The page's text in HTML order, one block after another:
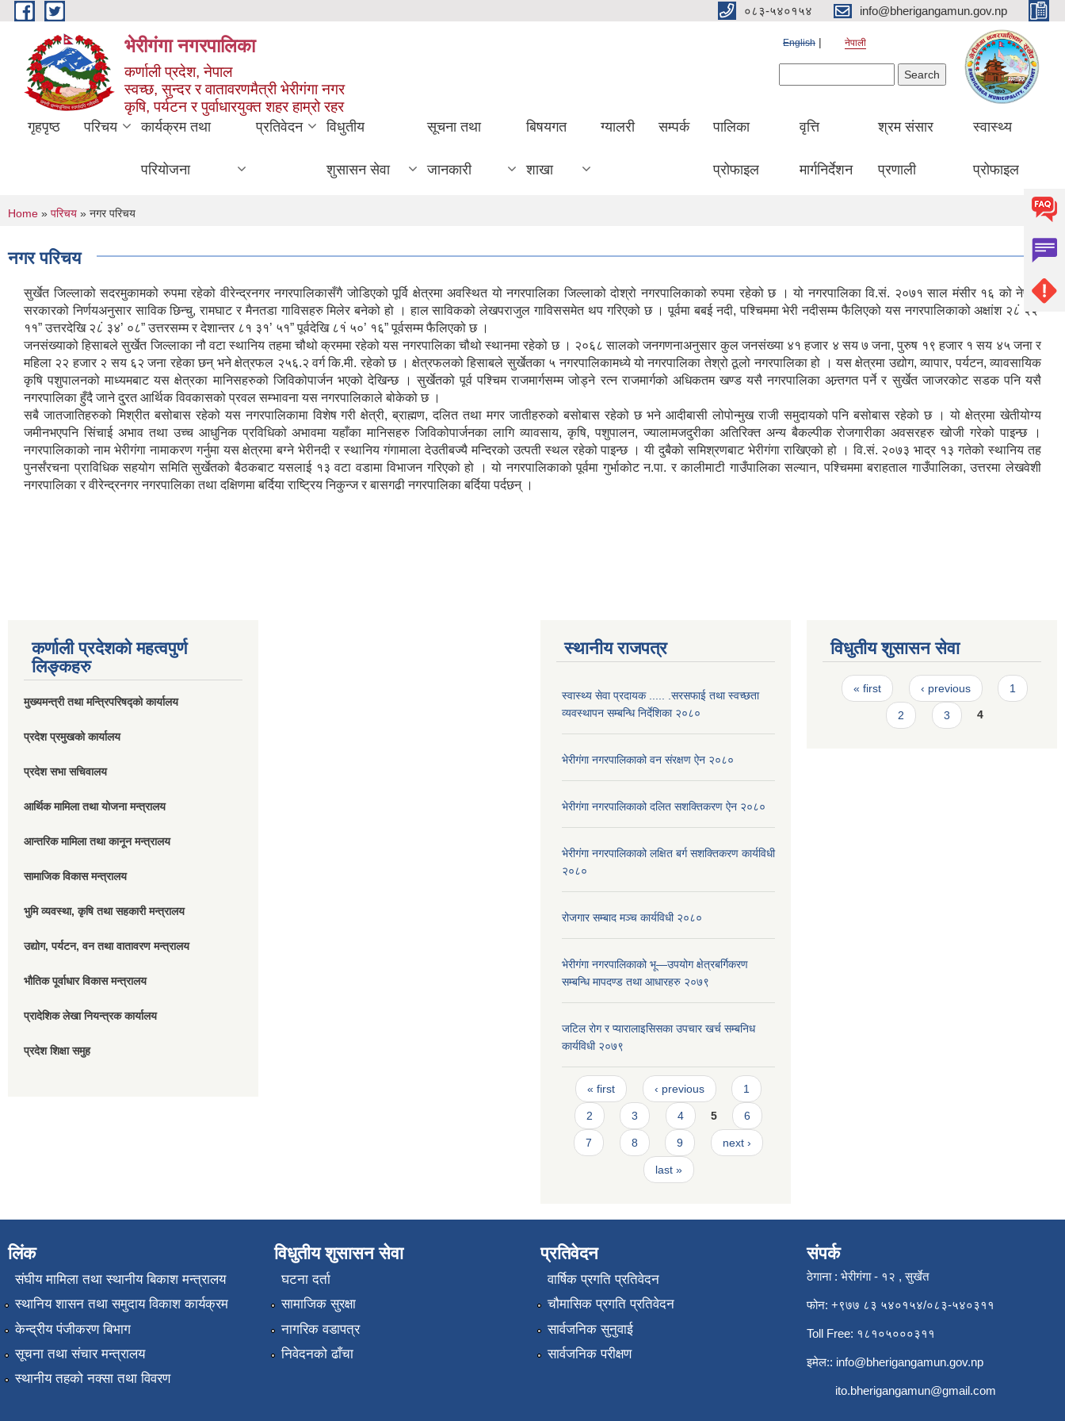
Skip to main content ०८३-५४०१५४ info@bherigangamun.gov.np
भेरीगंगा नगरपालिका
कर्णाली प्रदेश, नेपाल
स्वच्छ, सुन्दर र वातावरणमैत्री भेरीगंगा नगर
कृषि, पर्यटन र पुर्वाधारयुक्त शहर हाम्रो रहर
English नेपाली
गृहपृष्ठ परिचय कार्यक्रम तथा
परियोजना
प्रतिवेदन विधुतीय
शुसासन सेवा
सूचना तथा
जानकारी
बिषयगत
शाखा
ग्यालरी सम्पर्क पालिका
प्रोफाइल
वृत्ति
मार्गनिर्देशन
श्रम संसार
प्रणाली
स्वास्थ्य
प्रोफाइल
You are here
Home » परिचय » नगर परिचय
नगर परिचय
सुर्खेत जिल्लाको सदरमुकामको रुपमा रहेको वीरेन्द्रनगर नगरपालिकासँगै जोडिएको पूर्वि क्षेत्रमा अवस्थित यो नगरपालिका जिल्लाको दोश्रो नगरपालिकाको रुपमा रहेको छ । यो नगरपालिका वि.सं. २०७१ साल मंसीर १६ को नेपाल
सरकारको निर्णयअनुसार साविक छिन्चु, रामघाट र मैनतडा गाविसहरु मिलेर बनेको हो । हाल साविकको लेखपराजुल गाविससमेत थप गरिएको छ । पूर्वमा बबई नदी, पश्चिममा भेरी नदीसम्म फैलिएको यस नगरपालिकाको अक्षांश २८ं २२’
११” उत्तरदेखि २८ं ३४’ ०८” उत्तरसम्म र देशान्तर ८१ ३१’ ५१” पूर्वदेखि ८१ं ५०’ १६” पूर्वसम्म फैलिएको छ ।
जनसंख्याको हिसाबले सुर्खेत जिल्लाका नौ वटा स्थानिय तहमा चौथो क्रममा रहेको यस नगरपालिका चौथो स्थानमा रहेको छ । २०६८ सालको जनगणनाअनुसार कुल जनसंख्या ४१ हजार ४ सय ७ जना, पुरुष १९ हजार १ सय ४५ जना र
महिला २२ हजार २ सय ६२ जना रहेका छन् भने क्षेत्रफल २५६.२ वर्ग कि.मी. रहेको छ । क्षेत्रफलको हिसाबले सुर्खेतका ५ नगरपालिकामध्ये यो नगरपालिका तेश्रो ठूलो नगरपालिका हो । यस क्षेत्रमा उद्योग, व्यापार, पर्यटन, व्यावसायिक
कृषि पशुपालनको माध्यमबाट यस क्षेत्रका मानिसहरुको जिविकोपार्जन भएको देखिन्छ । सुर्खेतको पूर्व पश्चिम राजमार्गसम्म जोड्ने रत्न राजमार्गको अधिकतम खण्ड यसै नगरपालिका अन्र्तगत पर्ने र सुर्खेत जाजरकोट सडक पनि यसै
नगरपालिका हुँदै जाने दु्रत आर्थिक विवकासको प्रवल सम्भावना यस नगरपालिकाले बोकेको छ ।
सबै जातजातिहरुको मिश्रीत बसोबास रहेको यस नगरपालिकामा विशेष गरी क्षेत्री, ब्राह्मण, दलित तथा मगर जातीहरुको बसोबास रहेको छ भने आदीबासी लोपोन्मुख राजी समुदायको पनि बसोबास रहेको छ । यो क्षेत्रमा खेतीयोग्य
जमीनभएपनि सिंचाई अभाव तथा उच्च आधुनिक प्रविधिको अभावमा यहाँका मानिसहरु जिविकोपार्जनका लागि व्यावसाय, कृषि, पशुपालन, ज्यालामजदुरीका अतिरिक्त अन्य बैकल्पीक रोजगारीका अवसरहरु खोजी गरेको पाइन्छ ।
नगरपालिकाको नाम भेरीगंगा नामाकरण गर्नुमा यस क्षेत्रमा बग्ने भेरीनदी र स्थानिय गंगामाला देउतीबज्यै मन्दिरको उत्पती स्थल रहेको पाइन्छ । यी दुबैको समिश्रणबाट भेरीगंगा राखिएको हो । वि.सं. २०७३ भाद्र १३ गतेको स्थानिय तह
पुनर्संरचना प्राविधिक सहयोग समिति सुर्खेतको बैठकबाट यसलाई १३ वटा वडामा विभाजन गरिएको हो । यो नगरपालिकाको पूर्वमा गुर्भाकोट न.पा. र कालीमाटी गाउँपालिका सल्यान, पश्चिममा बराहताल गाउँपालिका, उत्तरमा लेखवेशी
नगरपालिका र वीरेन्द्रनगर नगरपालिका तथा दक्षिणमा बर्दिया राष्ट्रिय निकुन्ज र बासगढी नगरपालिका बर्दिया पर्दछन् ।
कर्णाली प्रदेशको महत्वपुर्ण
लिङ्कहरु
मुख्यमन्त्री तथा मन्त्रिपरिषद्को कार्यालय
प्रदेश प्रमुखको कार्यालय
प्रदेश सभा सचिवालय
आर्थिक मामिला तथा योजना मन्त्रालय
आन्तरिक मामिला तथा कानून मन्त्रालय
सामाजिक विकास मन्त्रालय
भुमि व्यवस्था, कृषि तथा सहकारी मन्त्रालय
उद्योग, पर्यटन, वन तथा वातावरण मन्त्रालय
भौतिक पूर्वाधार विकास मन्त्रालय
प्रादेशिक लेखा नियन्त्रक कार्यालय
प्रदेश शिक्षा समुह
स्थानीय राजपत्र
स्वास्थ्य सेवा प्रदायक ..... .सरसफाई तथा स्वच्छता
व्यवस्थापन सम्बन्धि निर्देशिका २०८०
भेरीगंगा नगरपालिकाको वन संरक्षण ऐन २०८०
भेरीगंगा नगरपालिकाको दलित सशक्तिकरण ऐन २०८०
भेरीगंगा नगरपालिकाको लक्षित बर्ग सशक्तिकरण कार्यविधी
२०८०
रोजगार सम्बाद मञ्च कार्यविधी २०८०
भेरीगंगा नगरपालिकाको भू—उपयोग क्षेत्रबर्गिकरण
सम्बन्धि मापदण्ड तथा आधारहरु २०७९
जटिल रोग र प्यारालाइसिसका उपचार खर्च सम्बनिध
कार्यविधी २०७९
Pages
« first ‹ previous 1
2 3 4 5 6
7 8 9 next ›
last »
विधुतीय शुसासन सेवा
Pages
« first ‹ previous 1
2 3 4
लिंक
संघीय मामिला तथा स्थानीय बिकाश मन्त्रालय
स्थानिय शासन तथा समुदाय विकाश कार्यक्रम
केन्द्रीय पंजीकरण बिभाग
सूचना तथा संचार मन्त्रालय
स्थानीय तहको नक्सा तथा विवरण
विधुतीय शुसासन सेवा
घटना दर्ता
सामाजिक सुरक्षा
नागरिक वडापत्र
निवेदनको ढाँचा
प्रतिवेदन
वार्षिक प्रगति प्रतिवेदन
चौमासिक प्रगति प्रतिवेदन
सार्वजनिक सुनुवाई
सार्वजनिक परीक्षण
संपर्क
ठेगाना : भेरीगंगा - १२ , सुर्खेत
फोन: +९७७ ८३ ५४०१५४/०८३-५४०३११
Toll Free: १८१०५०००३११
इमेल:: info@bherigangamun.gov.np
ito.bherigangamun@gmail.com